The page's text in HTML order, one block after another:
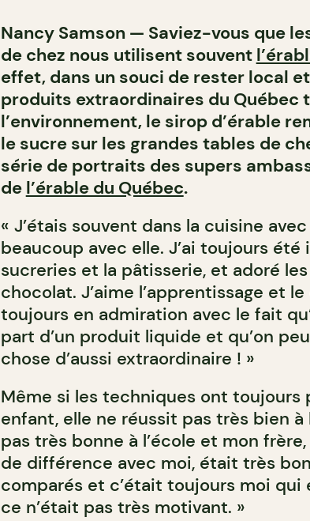
Nancy Samson — Saviez-vous que
de chez nous utilisent souvent
effet, dans un souci de rester local
produits extraordinaires du Québec
l’environnement, le sirop d’érable
le sucre sur les grandes tables de
série de portraits des supers
de l’érable du Québec.
« J’étais souvent dans la cuisine
beaucoup avec elle. J’ai toujours été
sucreries et la pâtisserie, et adoré
chocolat. J’aime l’apprentissage et
toujours en admiration avec le fait
part d’un produit liquide et qu’on
chose d’aussi extraordinaire ! »
Même si les techniques ont toujours
enfant, elle ne réussit pas très bien à
pas très bonne à l’école et mon
de différence avec moi, était très
comparés et c’était toujours moi qui
ce n’était pas très motivant. »